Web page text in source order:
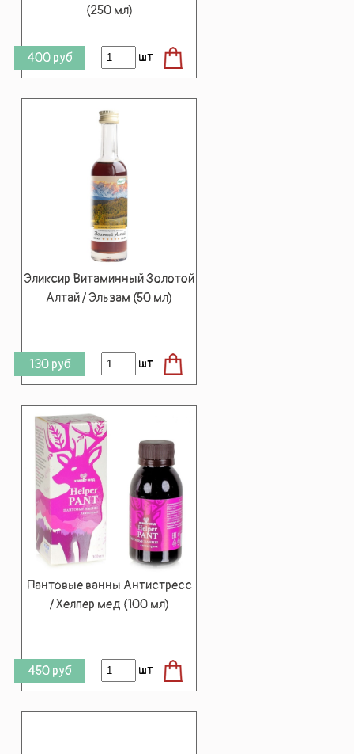
(250 мл)
400 руб шт
Эликсир Витаминный Золотой
Алтай / Эльзам (50 мл)
130 руб шт
Пантовые ванны Антистресс
/ Хелпер мед (100 мл)
450 руб шт